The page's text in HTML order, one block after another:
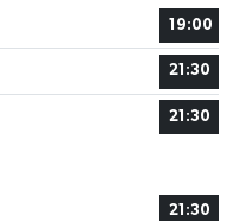
19:00
21:30
21:30
21:30